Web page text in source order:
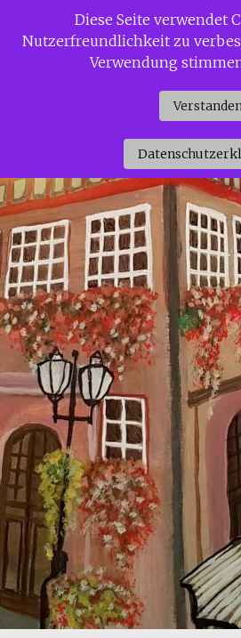
InhaltSiggi Gerdaus Welt
Diese Seite verwendet
Nutzerfreundlichkeit zu
Verwendung